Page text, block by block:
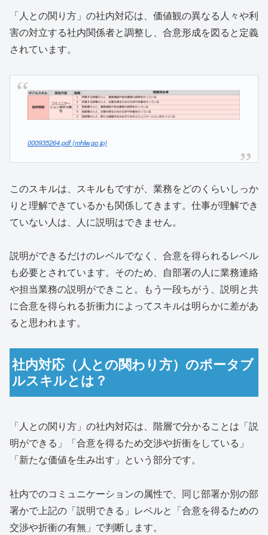
「人との関り方」の社内対応は、価値観の異なる人々や利
害の対立する社内関係者と調整し、合意形成を図ると定義
されています。
000935264.pdf (mhlw.go.jp)
このスキルは、スキルもですが、業務をどのくらいしっか
りと理解できているかも関係してきます。仕事が理解でき
ていない人は、人に説明はできません。
説明ができるだけのレベルでなく、合意を得られるレベル
も必要とされています。そのため、自部署の人に業務連絡
や担当業務の説明ができこと。もう一段ちがう、説明と共
に合意を得られる折衝力によってスキルは明らかに差があ
ると思われます。
社内対応（人との関わり方）のポータブ
ルスキルとは？
「人との関り方」の社内対応は、階層で分かることは「説
明ができる」「合意を得るため交渉や折衝をしている」
「新たな価値を生み出す」という部分です。
社内でのコミュニケーションの属性で、同じ部署か別の部
署かで上記の「説明できる」レベルと「合意を得るための
交渉や折衝の有無」で判断します。